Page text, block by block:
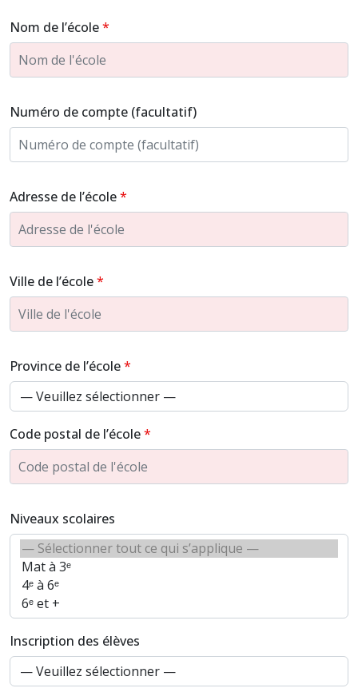
Nom de l’école
Numéro de compte (facultatif)
Adresse de l’école
Ville de l’école
Province de l’école
Code postal de l’école
Niveaux scolaires
Inscription des élèves